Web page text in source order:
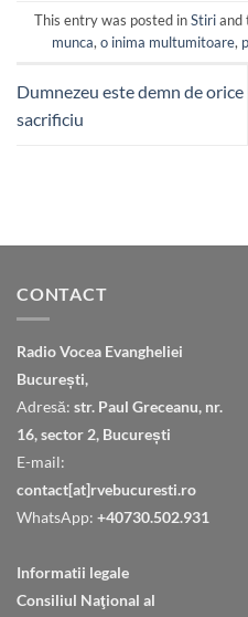
This entry was posted inStiriand
munca, o inima multumitoare,
Dumnezeu este demn de orice
sacrificiu
CONTACT
Radio Vocea Evangheliei
București,
Adresă: str. Paul Greceanu, nr.
16, sector 2, București
E-mail:
contact[at]rvebucuresti.ro
WhatsApp: +40730.502.931
Informatii legale
Consiliul Naţional al